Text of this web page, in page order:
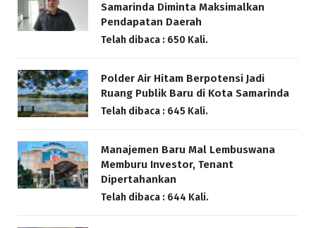
Samarinda Diminta Maksimalkan
Pendapatan Daerah
Telah dibaca : 650 Kali.
Polder Air Hitam Berpotensi Jadi
Ruang Publik Baru di Kota Samarinda
Telah dibaca : 645 Kali.
Manajemen Baru Mal Lembuswana
Memburu Investor, Tenant
Dipertahankan
Telah dibaca : 644 Kali.